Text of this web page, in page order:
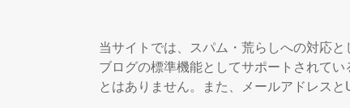
当サイトでは、スパム・荒らしへの対応
ブログの標準機能としてサポートされて
とはありません。また、メールアドレス